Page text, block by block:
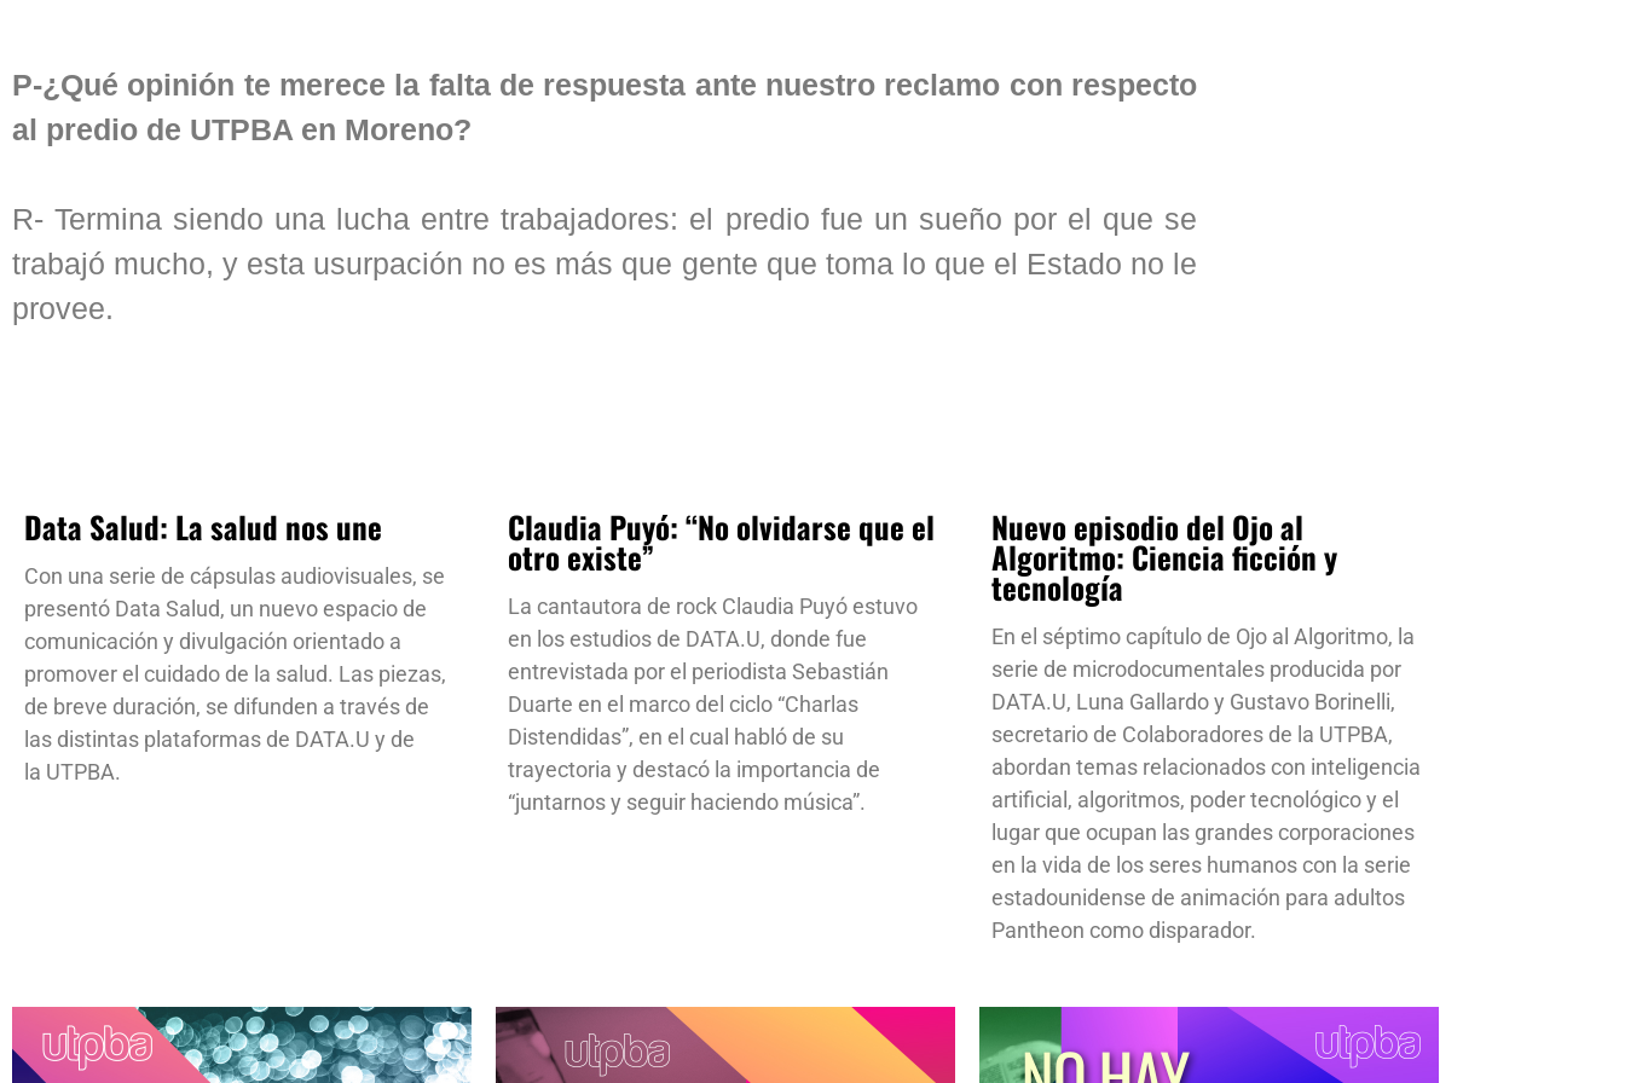
P-¿Qué opinión te merece la falta de respuesta ante nuestro reclamo con respecto
al predio de UTPBA en Moreno?
R- Termina siendo una lucha entre trabajadores: el predio fue un sueño por el que se
trabajó mucho, y esta usurpación no es más que gente que toma lo que el Estado no le
provee.
Data Salud: La salud nos une
Con una serie de cápsulas audiovisuales, se
presentó Data Salud, un nuevo espacio de
comunicación y divulgación orientado a
promover el cuidado de la salud. Las piezas,
de breve duración, se difunden a través de
las distintas plataformas de DATA.U y de
la UTPBA.
Claudia Puyó: “No olvidarse que el
otro existe”
La cantautora de rock Claudia Puyó estuvo
en los estudios de DATA.U, donde fue
entrevistada por el periodista Sebastián
Duarte en el marco del ciclo “Charlas
Distendidas”, en el cual habló de su
trayectoria y destacó la importancia de
“juntarnos y seguir haciendo música”.
Nuevo episodio del Ojo al
Algoritmo: Ciencia ficción y
tecnología
En el séptimo capítulo de Ojo al Algoritmo, la
serie de microdocumentales producida por
DATA.U, Luna Gallardo y Gustavo Borinelli,
secretario de Colaboradores de la UTPBA,
abordan temas relacionados con inteligencia
artificial, algoritmos, poder tecnológico y el
lugar que ocupan las grandes corporaciones
en la vida de los seres humanos con la serie
estadounidense de animación para adultos
Pantheon como disparador.